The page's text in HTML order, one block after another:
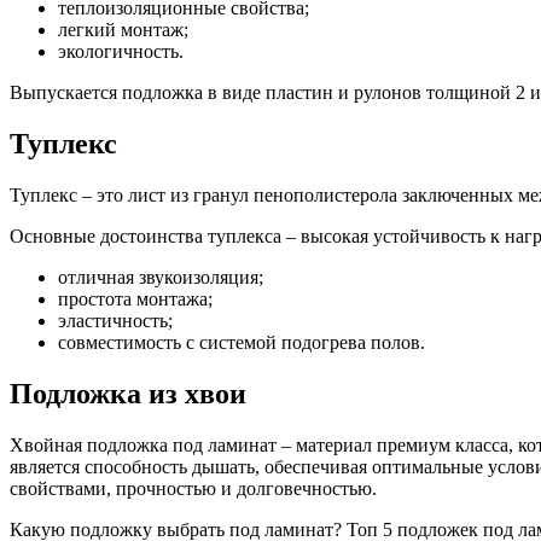
теплоизоляционные свойства;
легкий монтаж;
экологичность.
Выпускается подложка в виде пластин и рулонов толщиной 2
Туплекс
Туплекс – это лист из гранул пенополистерола заключенных
Основные достоинства туплекса – высокая устойчивость к
отличная звукоизоляция;
простота монтажа;
эластичность;
совместимость с системой подогрева полов.
Подложка из хвои
Хвойная подложка под ламинат – материал премиум класса,
является способность дышать, обеспечивая оптимальные
свойствами, прочностью и долговечностью.
Какую подложку выбрать под ламинат? Топ 5 подложек под